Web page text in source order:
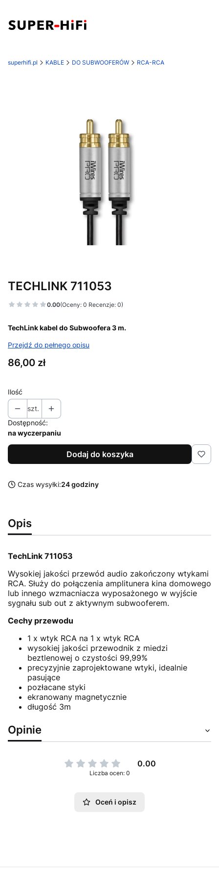
superhifi.pl KABLE DO SUBWOOFERÓW RCA-RCA
TECHLINK 711053
0.00(Oceny: 0 Recenzje: 0)
TechLink kabel do Subwoofera 3 m.
Przejdź do pełnego opisu
Cena
86,00 zł
Ilość
szt.
Dostępność:
na wyczerpaniu
Dodaj do koszyka
Czas wysyłki:24 godziny
Opis
TechLink 711053
Wysokiej jakości przewód audio zakończony wtykami
RCA. Służy do połączenia amplitunera kina domowego
lub innego wzmacniacza wyposażonego w wyjście
sygnału sub out z aktywnym subwooferem.
Cechy przewodu
1 x wtyk RCA na 1 x wtyk RCA
wysokiej jakości przewodnik z miedzi
beztlenowej o czystości 99,99%
precyzyjnie zaprojektowane wtyki, idealnie
pasujące
pozłacane styki
ekranowany magnetycznie
długość 3m
Opinie
0.00
Liczba ocen: 0
Oceń i opisz